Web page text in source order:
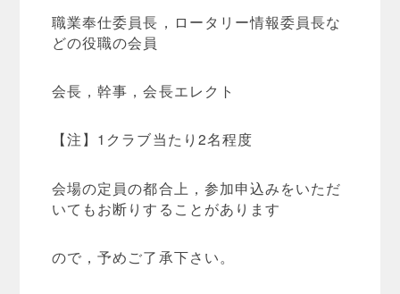
職業奉仕委員長，ロータリー情報委員長な
どの役職の会員
会長，幹事，会長エレクト
【注】1クラブ当たり2名程度
会場の定員の都合上，参加申込みをいただ
いてもお断りすることがあります
ので，予めご了承下さい。